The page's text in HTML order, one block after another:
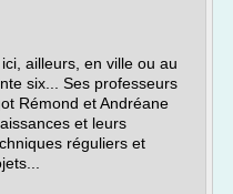
ailleurs, en ville ou au
six... Ses professeurs
Rémond et Andréane
et leurs
réguliers et